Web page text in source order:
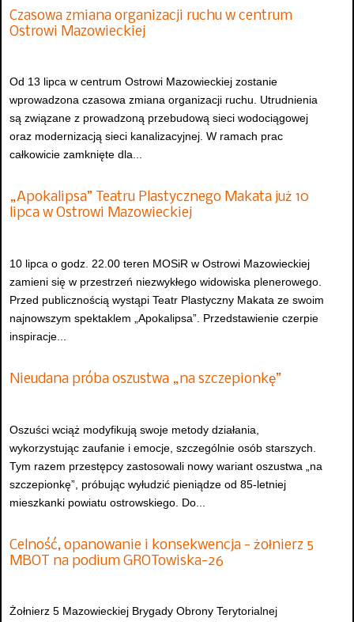
Czasowa zmiana organizacji ruchu w centrum
Ostrowi Mazowieckiej
Od 13 lipca w centrum Ostrowi Mazowieckiej zostanie
wprowadzona czasowa zmiana organizacji ruchu. Utrudnienia
są związane z prowadzoną przebudową sieci wodociągowej
oraz modernizacją sieci kanalizacyjnej. W ramach prac
całkowicie zamknięte dla...
„Apokalipsa” Teatru Plastycznego Makata już 10
lipca w Ostrowi Mazowieckiej
10 lipca o godz. 22.00 teren MOSiR w Ostrowi Mazowieckiej
zamieni się w przestrzeń niezwykłego widowiska plenerowego.
Przed publicznością wystąpi Teatr Plastyczny Makata ze swoim
najnowszym spektaklem „Apokalipsa”. Przedstawienie czerpie
inspiracje...
Nieudana próba oszustwa „na szczepionkę”
Oszuści wciąż modyfikują swoje metody działania,
wykorzystując zaufanie i emocje, szczególnie osób starszych.
Tym razem przestępcy zastosowali nowy wariant oszustwa „na
szczepionkę”, próbując wyłudzić pieniądze od 85-letniej
mieszkanki powiatu ostrowskiego. Do...
Celność, opanowanie i konsekwencja - żołnierz 5
MBOT na podium GROTowiska-26
Żołnierz 5 Mazowieckiej Brygady Obrony Terytorialnej